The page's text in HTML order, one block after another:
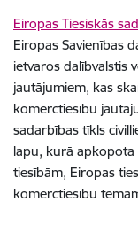
Eiropas Tiesiskās
Eiropas Savienības
ietvaros dalībvalstis
jautājumiem, kas
komerctiesību
sadarbības tīkls
lapu, kurā
tiesībām, Eiropas
komerctiesību